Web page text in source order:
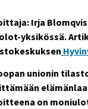
Irja
yksikössä.
unionin
on